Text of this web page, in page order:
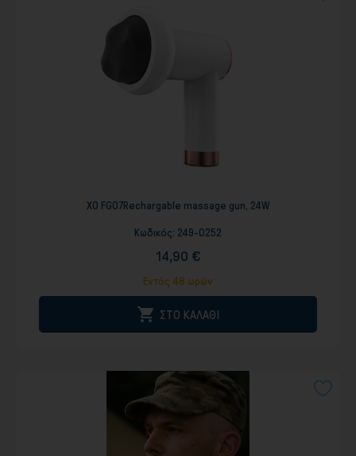
XO FG07Rechargable massage gun, 24W
Κωδικός: 249-0252
14,90 €
Εντός 48 ωρών
 ΣΤΟ ΚΑΛΑΘΙ